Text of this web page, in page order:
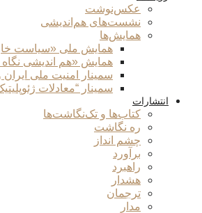
عکس‌نوشت
نشست‌های هم‌اندیشی
همایش‌ها
همایش ملی «سیاست
همایش «هم اندیشی
سمینار امنیت ملی
سمینار “معادلات
انتشارات
کتاب‌ها و تک‌نگاشت‌ها
ره نگاشت
چشم انداز
برآورد
راهبرد
هشدار
ترجمان
مدار